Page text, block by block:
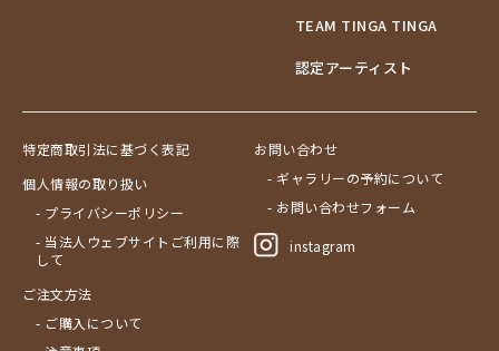
TEAM TINGA TINGA
認定アーティスト
特定商取引法に基づく表記
個人情報の取り扱い
- プライバシーポリシー
- 当法人ウェブサイトご利用に際
して
ご注文方法
- ご購入について
お問い合わせ
- ギャラリーの予約について
- お問い合わせフォーム
instagram